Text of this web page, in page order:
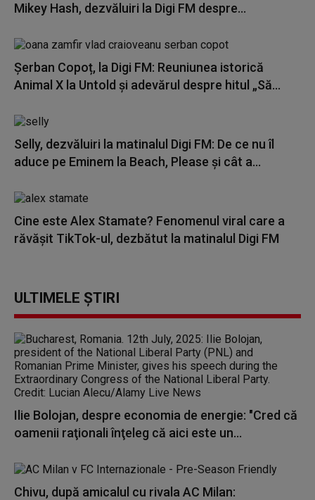
Mikey Hash, dezvăluiri la Digi FM despre...
Șerban Copoț, la Digi FM: Reuniunea istorică
Animal X la Untold și adevărul despre hitul „Să...
Selly, dezvăluiri la matinalul Digi FM: De ce nu îl
aduce pe Eminem la Beach, Please și cât a...
Cine este Alex Stamate? Fenomenul viral care a
răvășit TikTok-ul, dezbătut la matinalul Digi FM
ULTIMELE ȘTIRI
Ilie Bolojan, despre economia de energie: "Cred că
oamenii raţionali înţeleg că aici este un...
Chivu, după amicalul cu rivala AC Milan: